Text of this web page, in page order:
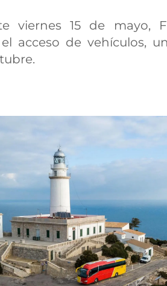
viernes 15 de mayo,
acceso de vehículos,